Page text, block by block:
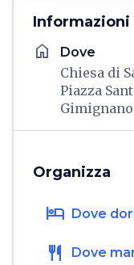
Informazioni
home Dove
Chiesa di
Piazza
Organizza
hotel Dove
restaurant Dove